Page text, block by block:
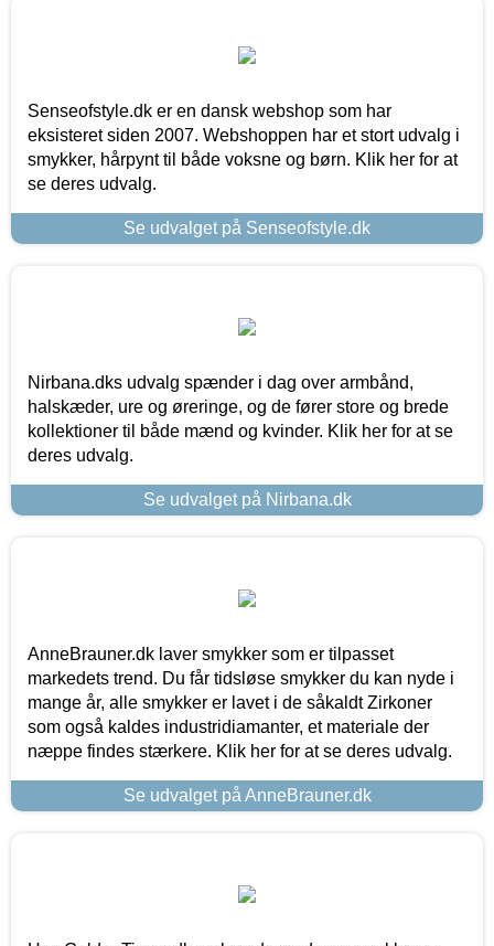
Senseofstyle.dk er en dansk webshop som har
eksisteret siden 2007. Webshoppen har et stort udvalg i
smykker, hårpynt til både voksne og børn. Klik her for at
se deres udvalg.
Se udvalget på Senseofstyle.dk
Nirbana.dks udvalg spænder i dag over armbånd,
halskæder, ure og øreringe, og de fører store og brede
kollektioner til både mænd og kvinder. Klik her for at se
deres udvalg.
Se udvalget på Nirbana.dk
AnneBrauner.dk laver smykker som er tilpasset
markedets trend. Du får tidsløse smykker du kan nyde i
mange år, alle smykker er lavet i de såkaldt Zirkoner
som også kaldes industridiamanter, et materiale der
næppe findes stærkere. Klik her for at se deres udvalg.
Se udvalget på AnneBrauner.dk